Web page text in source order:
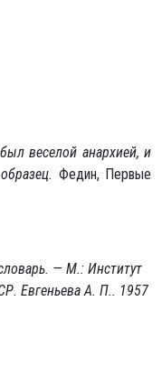
веселой анархией, и
Федин, Первые
— М.: Институт
Евгеньева А. П.. 1957